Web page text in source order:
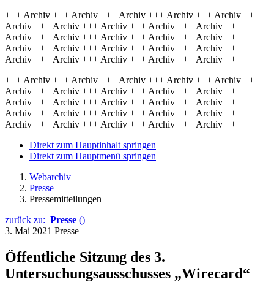
+++ Archiv +++ Archiv +++ Archiv +++ Archiv +++ Archiv +++
Archiv +++ Archiv +++ Archiv +++ Archiv +++ Archiv +++
Archiv +++ Archiv +++ Archiv +++ Archiv +++ Archiv +++
Archiv +++ Archiv +++ Archiv +++ Archiv +++ Archiv +++
Archiv +++ Archiv +++ Archiv +++ Archiv +++ Archiv +++
+++ Archiv +++ Archiv +++ Archiv +++ Archiv +++ Archiv +++
Archiv +++ Archiv +++ Archiv +++ Archiv +++ Archiv +++
Archiv +++ Archiv +++ Archiv +++ Archiv +++ Archiv +++
Archiv +++ Archiv +++ Archiv +++ Archiv +++ Archiv +++
Archiv +++ Archiv +++ Archiv +++ Archiv +++ Archiv +++
Direkt zum Hauptinhalt springen
Direkt zum Hauptmenü springen
Webarchiv
Presse
Pressemitteilungen
zurück zu: Presse ()
3. Mai 2021 Presse
Öffentliche Sitzung des 3.
Untersuchungsausschusses „Wirecard“